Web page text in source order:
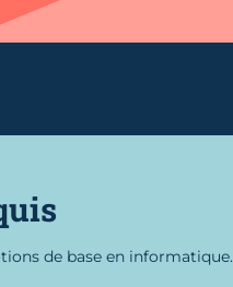
de base en informatique.